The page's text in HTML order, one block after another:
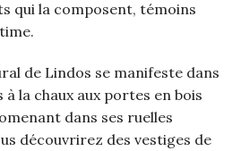
qui la composent, témoins
de Lindos se manifeste dans
à la chaux aux portes en bois
dans ses ruelles
découvrirez des vestiges de